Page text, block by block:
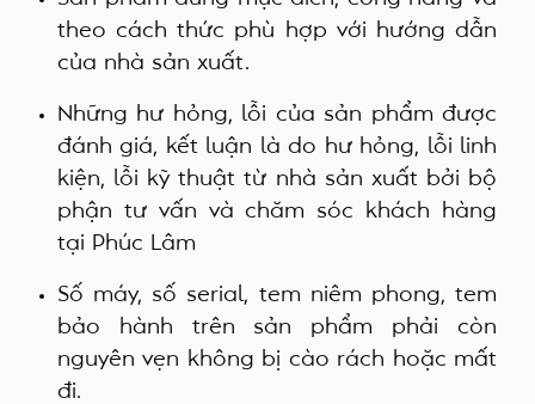
theo cách thức phù hợp với hướng dẫn
của nhà sản xuất.
Những hư hỏng, lỗi của sản phẩm được
đánh giá, kết luận là do hư hỏng, lỗi linh
kiện, lỗi kỹ thuật từ nhà sản xuất bởi bộ
phận tư vấn và chăm sóc khách hàng
tại Phúc Lâm
Số máy, số serial, tem niêm phong, tem
bảo hành trên sản phẩm phải còn
nguyên vẹn không bị cào rách hoặc mất
đi.